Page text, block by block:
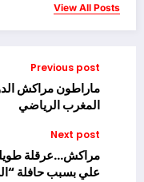
View All Posts
Previous post
ماراطون مراكش
المغرب الرياضي
Next post
مراكش…عرقلة
علي بسبب حافلة